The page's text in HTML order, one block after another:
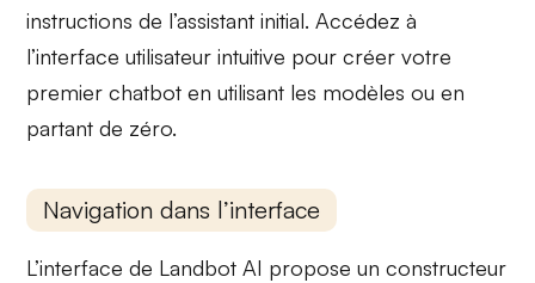
instructions de l’assistant initial. Accédez à
l’interface utilisateur intuitive pourcréer votre
premier chatbot en utilisant les modèles ou en
partant de zéro.
Navigation dans l’interface
L’interface de Landbot AI propose unconstructeur